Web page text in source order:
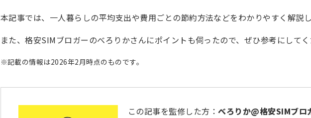
本記事では、一人暮らしの平均支出や費用ごとの節約方法などをわかりやすく解説
また、格安SIMブロガーのべろりかさんにポイントも伺ったので、ぜひ参考にして
※記載の情報は2026年2月時点のものです。
この記事を監修した方：べろりか@格安SIMブロ